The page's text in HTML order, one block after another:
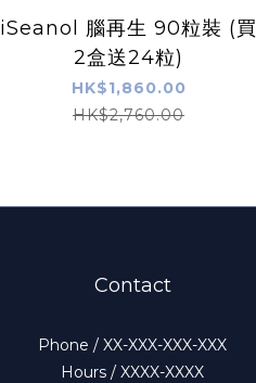
iSeanol 腦再生 90粒裝 (買
2盒送24粒)
HK$1,860.00
HK$2,760.00
Contact
Phone / XX-XXX-XXX-XXX
Hours / XXXX-XXXX